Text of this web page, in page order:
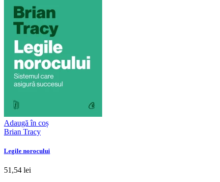
Adaugă în coș
Brian Tracy
Legile norocului
51,54 lei